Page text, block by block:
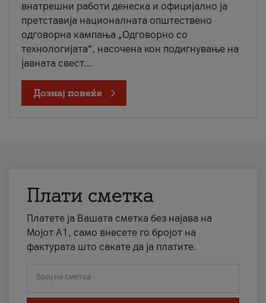
внатрешни работи денеска и официјално ја
претставија националната општествено
одговорна кампања „Одговорно со
технологијата“, насочена кон подигнување на
јавната свест...
Дознај повеќе
Плати сметка
Платете ја Вашата сметка без најава на
Мојот А1, само внесете го бројот на
фактурата што сакате да ја платите.
Број на сметка